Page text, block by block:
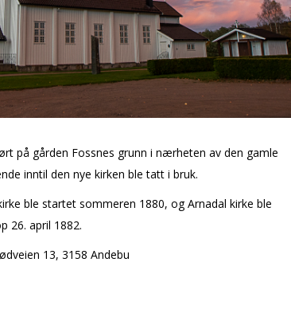
på gården Fossnes grunn i nærheten av den gamle
inntil den nye kirken ble tatt i bruk.
ble startet sommeren 1880, og Arnadal kirke ble
26. april 1882.
13, 3158 Andebu